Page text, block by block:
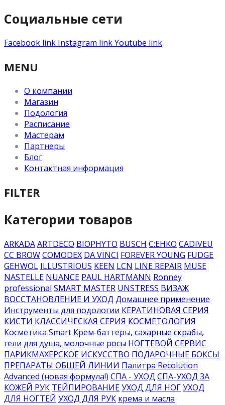
Социальные сети
Facebook link Instagram linkYoutube link
MENU
О компании
Магазин
Подология
Расписание
Мастерам
Партнеры
Блог
Контактная информация
FILTER
Категории товаров
ARKADAARTDECO BIOPHYTO BUSCH C:EHKO CADIVEU
CC BROWCOMODEX DA VINCI FOREVER YOUNG FUDGE
GEHWOL ILLUSTRIOUS KEEN LCN LINE REPAIR MUSE
NASTELLE NUANCE PAUL HARTMANN Ronney
professional SMART MASTER UNSTRESS ВИЗАЖ
ВОССТАНОВЛЕНИЕ И УХОД Домашнее применение
Инструменты для подологии КЕРАТИНОВАЯ СЕРИЯ
КИСТИ КЛАССИЧЕСКАЯ СЕРИЯ КОСМЕТОЛОГИЯ
Косметика Smart Крем-баттеры, сахарные скрабы,
гели для душа, молочные росы НОГТЕВОЙ СЕРВИС
ПАРИКМАХЕРСКОЕ ИСКУССТВО ПОДАРОЧНЫЕ БОКСЫ
ПРЕПАРАТЫ ОБЩЕЙ ЛИНИИ Палитра Recolution
Advanced (новая формула!) СПА - УХОД СПА-УХОД ЗА
КОЖЕЙ РУК ТЕЙПИРОВАНИЕУХОД ДЛЯ НОГУХОД
ДЛЯ НОГТЕЙ УХОД ДЛЯ РУК крема и масла